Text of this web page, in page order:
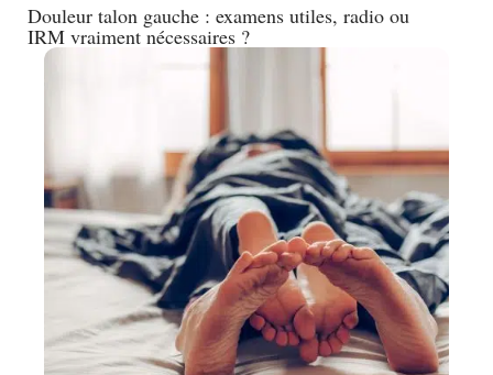
Douleur talon gauche : examens utiles, radio ou
IRM vraiment nécessaires ?